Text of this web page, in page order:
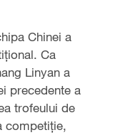
Chinei a
Ca
Linyan a
precedente a
trofeului de
competiție,